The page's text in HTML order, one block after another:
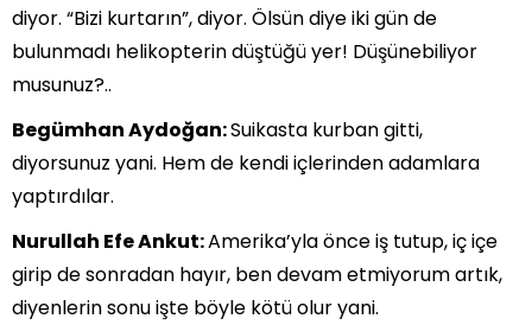
diyor. “Bizi kurtarın”, diyor. Ölsün diye iki gün de
bulunmadı helikopterin düştüğü yer! Düşünebiliyor
musunuz?..
Begümhan Aydoğan:Suikasta kurban gitti,
diyorsunuz yani. Hem de kendi içlerinden adamlara
yaptırdılar.
Nurullah Efe Ankut:Amerika’yla önce iş tutup, iç içe
girip de sonradan hayır, ben devam etmiyorum artık,
diyenlerin sonu işte böyle kötü olur yani.